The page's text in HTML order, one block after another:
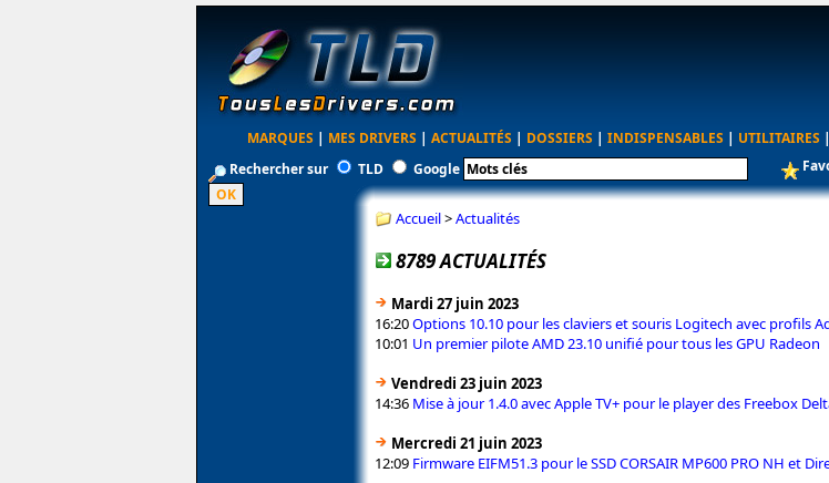
MARQUES | MES DRIVERS | ACTUALITÉS | DOSSIERS | INDISPENSABLES | UTILITAIRES |
Rechercher sur
TLD Google
Accueil>Actualités
8789 ACTUALITÉS
Mardi 27 juin 2023
16:20Options 10.10 pour les claviers et souris Logitech avec profils
10:01 Un premier pilote AMD 23.10 unifié pour tous les GPU Radeon
Vendredi 23 juin 2023
14:36 Mise à jour 1.4.0 avec Apple TV+ pour le player des Freebox
Mercredi 21 juin 2023
12:09 Firmware EIFM51.3 pour le SSD CORSAIR MP600 PRO NH et